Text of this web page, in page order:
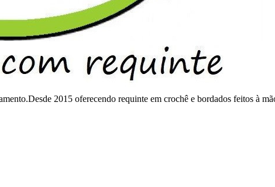
2015 oferecendo requinte em crochê e bordados feitos à